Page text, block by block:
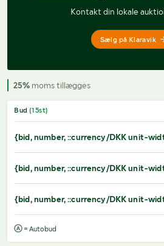
Kontakt din lokale
Sælg på Klaravik
25% moms tillægges
Bud (15st)
{bid, number, ::currency/DKK unit-
{bid, number, ::currency/DKK unit-
{bid, number, ::currency/DKK unit-
= Autobud